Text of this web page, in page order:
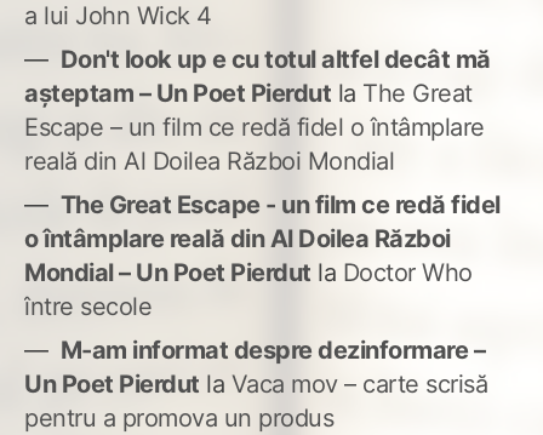
a lui John Wick 4
Don't look up e cu totul altfel decât mă
așteptam – Un Poet Pierdut la The Great
Escape – un film ce redă fidel o întâmplare
reală din Al Doilea Război Mondial
The Great Escape - un film ce redă fidel
o întâmplare reală din Al Doilea Război
Mondial – Un Poet Pierdut la Doctor Who
între secole
M-am informat despre dezinformare –
Un Poet Pierdut la Vaca mov – carte scrisă
pentru a promova un produs